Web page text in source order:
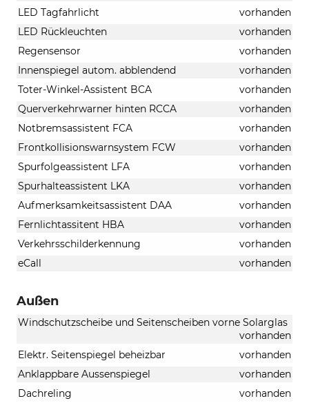
LED Tagfahrlicht
vorhanden
LED Rückleuchten
vorhanden
Regensensor
vorhanden
Innenspiegel autom. abblendend
vorhanden
Toter-Winkel-Assistent BCA
vorhanden
Querverkehrwarner hinten RCCA
vorhanden
Notbremsassistent FCA
vorhanden
Frontkollisionswarnsystem FCW
vorhanden
Spurfolgeassistent LFA
vorhanden
Spurhalteassistent LKA
vorhanden
Aufmerksamkeitsassistent DAA
vorhanden
Fernlichtassitent HBA
vorhanden
Verkehrsschilderkennung
vorhanden
eCall
vorhanden
Außen
Windschutzscheibe und Seitenscheiben vorne Solarglas
vorhanden
Elektr. Seitenspiegel beheizbar
vorhanden
Anklappbare Aussenspiegel
vorhanden
Dachreling
vorhanden